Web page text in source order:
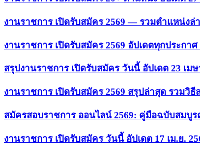
งานราชการ เปิดรับสมัคร 2569 — รวมตำแหน่งล่
งานราชการ เปิดรับสมัคร 2569 อัปเดตทุกประกาศ
สรุปงานราชการ เปิดรับสมัคร วันนี้ อัปเดต 23 เม
งานราชการ เปิดรับสมัคร 2569 สรุปล่าสุด รวมวิ
สมัครสอบราชการ ออนไลน์ 2569: คู่มือฉบับสมบู
งานราชการ เปิดรับสมัคร วันนี้ อัปเดต 17 เม.ย.